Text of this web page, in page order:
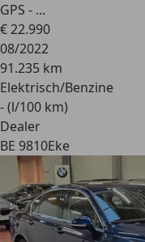
GPS - ...
€ 22.990
08/2022
91.235 km
Elektrisch/Benzine
- (l/100 km)
Dealer
BE 9810Eke